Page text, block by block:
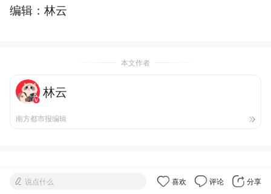
编辑：林云
本文作者
林云
南方都市报编辑
说点什么 喜欢 评论 分享